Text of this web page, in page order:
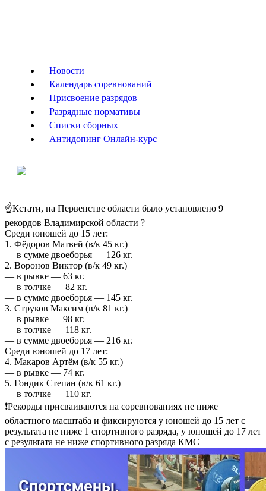
Новости
Календарь соревнований
Присвоение разрядов
Разрядные нормативы
Списки сборных
Антидопинг Онлайн-курс
☝️Кстати, на Первенстве области было установлено 9
рекордов Владимирской области ?
Среди юношей до 15 лет:
1. Фёдоров Матвей (в/к 45 кг.)
— в сумме двоеборья — 126 кг.
2. Воронов Виктор (в/к 49 кг.)
— в рывке — 63 кг.
— в толчке — 82 кг.
— в сумме двоеборья — 145 кг.
3. Струков Максим (в/к 81 кг.)
— в рывке — 98 кг.
— в толчке — 118 кг.
— в сумме двоеборья — 216 кг.
Среди юношей до 17 лет:
4. Макаров Артём (в/к 55 кг.)
— в рывке — 74 кг.
5. Гондик Степан (в/к 61 кг.)
— в толчке — 110 кг.
❗Рекорды присваиваются на соревнованиях не ниже
областного масштаба и фиксируются у юношей до 15 лет с
результата не ниже 1 спортивного разряда, у юношей до 17 лет
с результата не ниже спортивного разряда КМС